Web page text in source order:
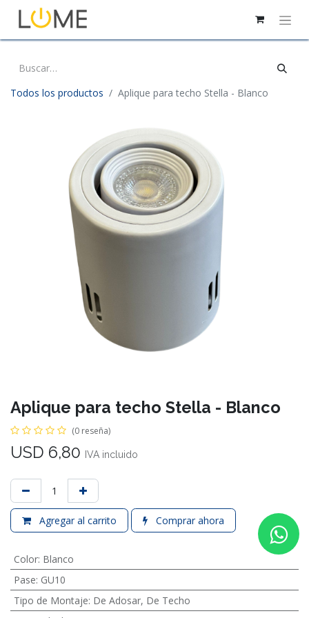
Todos los productos Aplique para techo Stella - Blanco
Aplique para techo Stella - Blanco
(0 reseña)
USD 6,80 IVA incluido
Agregar al carrito Comprar ahora
Color: Blanco
Pase: GU10
Tipo de Montaje: De Adosar, De Techo